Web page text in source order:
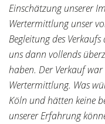
Einschätzung unserer
Wertermittlung unser
Begleitung des
uns dann vollends
haben. Der Verkauf
Wertermittlung. Was
Köln und hätten keine
unserer Erfahrung